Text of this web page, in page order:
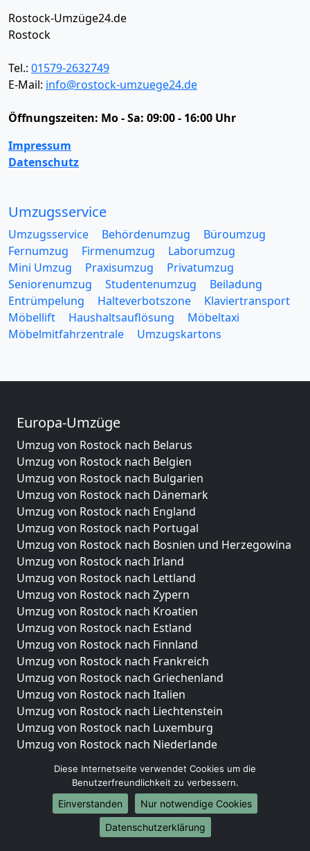
Rostock-Umzüge24.de
Rostock
Tel.: 01579-2632749
E-Mail: info@rostock-umzuege24.de
Öffnungszeiten: Mo - Sa: 09:00 - 16:00 Uhr
Impressum
Datenschutz
Umzugsservice
Umzugsservice Behördenumzug
Büroumzug
Fernumzug
Firmenumzug
Laborumzug
Mini Umzug
Praxisumzug
Privatumzug
Seniorenumzug
Studentenumzug
Beiladung
Entrümpelung
Halteverbotszone
Klaviertransport
Möbellift
Haushaltsauflösung
Möbeltaxi
Möbelmitfahrzentrale
Umzugskartons
Europa-Umzüge
Umzug von Rostock nach Belarus
Umzug von Rostock nach Belgien
Umzug von Rostock nach Bulgarien
Umzug von Rostock nach Dänemark
Umzug von Rostock nach England
Umzug von Rostock nach Portugal
Umzug von Rostock nach Bosnien und Herzegowina
Umzug von Rostock nach Irland
Umzug von Rostock nach Lettland
Umzug von Rostock nach Zypern
Umzug von Rostock nach Kroatien
Umzug von Rostock nach Estland
Umzug von Rostock nach Finnland
Umzug von Rostock nach Frankreich
Umzug von Rostock nach Griechenland
Umzug von Rostock nach Italien
Umzug von Rostock nach Liechtenstein
Umzug von Rostock nach Luxemburg
Umzug von Rostock nach Niederlande
Umzüge-Deutschlandweit
Umzug von Rostock nach Berlin
Umzug von Rostock nach Hamburg
Diese Internetseite verwendet Cookies um die
Benutzerfreundlichkeit zu verbessern.
Einverstanden
Nur notwendige Cookies
Datenschutzerklärung